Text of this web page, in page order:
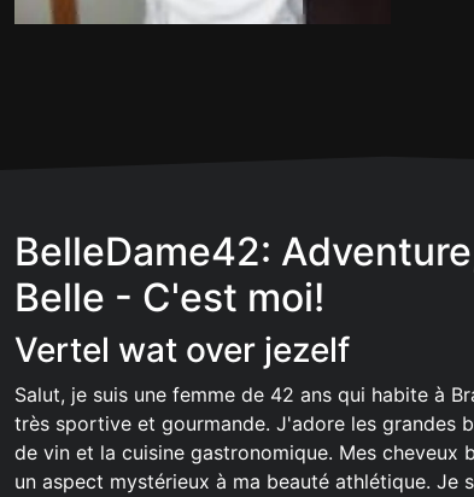
BelleDame42:
Belle - C'est moi!
Vertel wat over jezelf
Salut, je suis une femme de 42 ans qui habite à
très sportive et gourmande. J'adore les grandes
de vin et la cuisine gastronomique. Mes cheveux
un aspect mystérieux à ma beauté athlétique. Je